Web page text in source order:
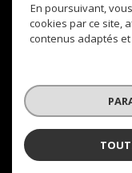
Nos honoraires
Admin
En poursuivant,
cookies par ce site,
contenus adaptés
TOUT